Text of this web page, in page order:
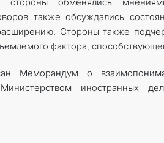
стороны обменялись
также обсуждались
Стороны также
фактора,
Меморандум о
иностранных